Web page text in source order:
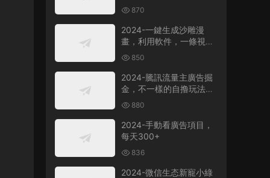
870
2024-一鍵生成沙雕漫
畫，利用軟件，一條視頻
播放12W+，單日變現
1000+
850
2024-騰訊流量主廣告掘
金，不一樣的自撸玩法，
日賺500-1000+，無設備
要求
880
2024-手動看廣告項目，
每天300+
836
2024-微信生态新寵小綠